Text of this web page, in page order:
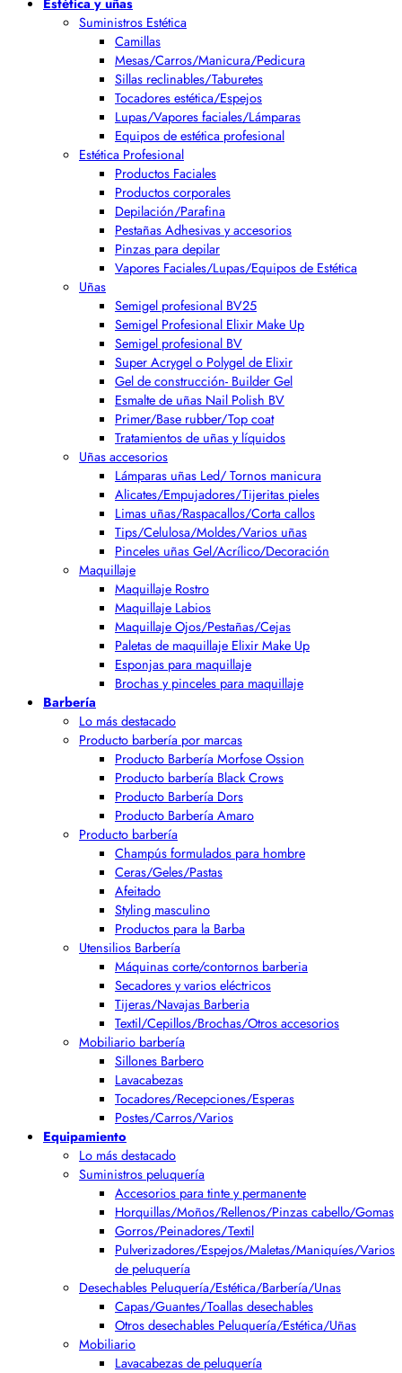
Suministros Estética
Camillas
Mesas/Carros/Manicura/Pedicura
Sillas reclinables/Taburetes
Tocadores estética/Espejos
Lupas/Vapores faciales/Lámparas
Equipos de estética profesional
Estética Profesional
Productos Faciales
Productos corporales
Depilación/Parafina
Pestañas Adhesivas y accesorios
Pinzas para depilar
Vapores Faciales/Lupas/Equipos de Estética
Uñas
Semigel profesional BV25
Semigel Profesional Elixir Make Up
Semigel profesional BV
Super Acrygel o Polygel de Elixir
Gel de construcción- Builder Gel
Esmalte de uñas Nail Polish BV
Primer/Base rubber/Top coat
Tratamientos de uñas y líquidos
Uñas accesorios
Lámparas uñas Led/ Tornos manicura
Alicates/Empujadores/Tijeritas pieles
Limas uñas/Raspacallos/Corta callos
Tips/Celulosa/Moldes/Varios uñas
Pinceles uñas Gel/Acrílico/Decoración
Maquillaje
Maquillaje Rostro
Maquillaje Labios
Maquillaje Ojos/Pestañas/Cejas
Paletas de maquillaje Elixir Make Up
Esponjas para maquillaje
Brochas y pinceles para maquillaje
Barbería
Lo más destacado
Producto barbería por marcas
Producto Barbería Morfose Ossion
Producto barbería Black Crows
Producto Barbería Dors
Producto Barbería Amaro
Producto barbería
Champús formulados para hombre
Ceras/Geles/Pastas
Afeitado
Styling masculino
Productos para la Barba
Utensilios Barbería
Máquinas corte/contornos barberia
Secadores y varios eléctricos
Tijeras/Navajas Barberia
Textil/Cepillos/Brochas/Otros accesorios
Mobiliario barbería
Sillones Barbero
Lavacabezas
Tocadores/Recepciones/Esperas
Postes/Carros/Varios
Equipamiento
Lo más destacado
Suministros peluquería
Accesorios para tinte y permanente
Horquillas/Moños/Rellenos/Pinzas cabello/Gomas
Gorros/Peinadores/Textil
Pulverizadores/Espejos/Maletas/Maniquíes/Varios
de peluquería
Desechables Peluquería/Estética/Barbería/Unas
Capas/Guantes/Toallas desechables
Otros desechables Peluquería/Estética/Uñas
Mobiliario
Lavacabezas de peluquería